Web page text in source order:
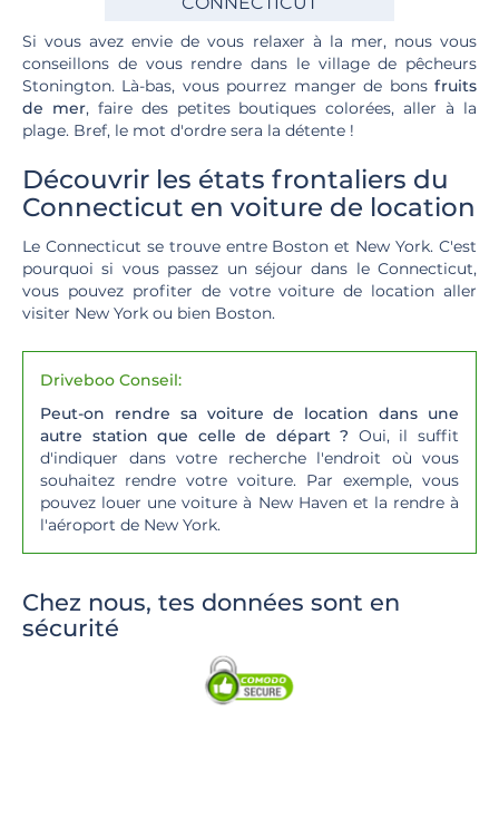
Si vous avez envie de vous relaxer à la mer, nous vous
conseillons de vous rendre dans le village de pêcheurs
Stonington. Là-bas, vous pourrez manger de bons fruits
de mer, faire des petites boutiques colorées, aller à la
plage. Bref, le mot d'ordre sera la détente !
Découvrir les états frontaliers du
Connecticut en voiture de location
Le Connecticut se trouve entre Boston et New York. C'est
pourquoi si vous passez un séjour dans le Connecticut,
vous pouvez profiter de votre voiture de location aller
visiter New York ou bien Boston.
Driveboo Conseil:
Peut-on rendre sa voiture de location dans une
autre station que celle de départ ? Oui, il suffit
d'indiquer dans votre recherche l'endroit où vous
souhaitez rendre votre voiture. Par exemple, vous
pouvez louer une voiture à New Haven et la rendre à
l'aéroport de New York.
Chez nous, tes données sont en
sécurité